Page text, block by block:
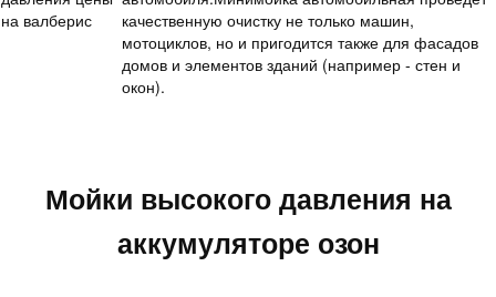
на валберис
качественную очистку не только машин,
мотоциклов, но и пригодится также для фасадов
домов и элементов зданий (например - стен и
окон).
Мойки высокого давления на
аккумуляторе озон